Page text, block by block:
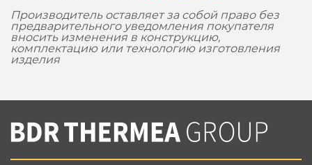
Производитель оставляет за собой право без
предварительного уведомления покупателя
вносить изменения в конструкцию,
комплектацию или технологию изготовления
изделия